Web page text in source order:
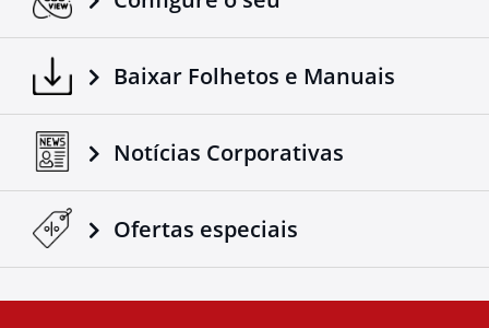
Baixar Folhetos e Manuais
Notícias Corporativas
Ofertas especiais